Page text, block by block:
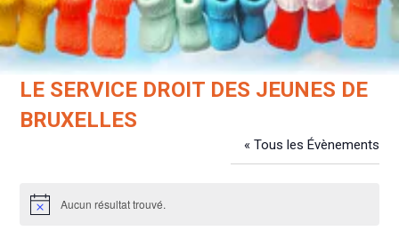
LE SERVICE DROIT DES JEUNES DE
BRUXELLES
« Tous les Évènements
NoticeAucun résultat trouvé.